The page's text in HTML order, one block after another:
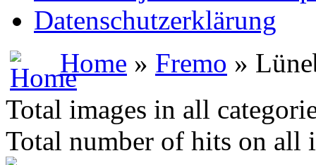
Datenschutzerklärung
Home » Fremo »
Total images in all
Total number of hits on all